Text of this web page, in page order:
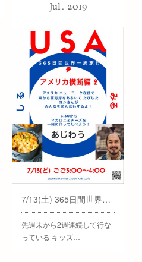
Jul 2019
7/13(土) 365日間世界一周旅行 アメリカ横断編 2
先週末から2週連続して行な
っている キッズ…